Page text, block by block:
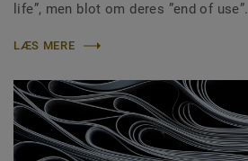
life”, men blot om deres ”end of use”.
LÆS MERE